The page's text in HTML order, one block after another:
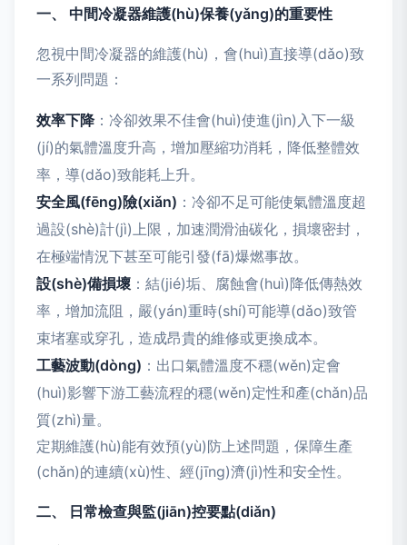
一、 中間冷凝器維護(hù)保養(yǎng)的重要性
忽視中間冷凝器的維護(hù)，會(huì)直接導(dǎo)致
一系列問題：
效率下降 ：冷卻效果不佳會(huì)使進(jìn)入下一級
(jí)的氣體溫度升高，增加壓縮功消耗，降低整體效
率，導(dǎo)致能耗上升。
安全風(fēng)險(xiǎn) ：冷卻不足可能使氣體溫度超
過設(shè)計(jì)上限，加速潤滑油碳化，損壞密封，
在極端情況下甚至可能引發(fā)爆燃事故。
設(shè)備損壞 ：結(jié)垢、腐蝕會(huì)降低傳熱效
率，增加流阻，嚴(yán)重時(shí)可能導(dǎo)致管
束堵塞或穿孔，造成昂貴的維修或更換成本。
工藝波動(dòng) ：出口氣體溫度不穩(wěn)定會
(huì)影響下游工藝流程的穩(wěn)定性和產(chǎn)品
質(zhì)量。
定期維護(hù)能有效預(yù)防上述問題，保障生產
(chǎn)的連續(xù)性、經(jīng)濟(jì)性和安全性。
二、 日常檢查與監(jiān)控要點(diǎn)